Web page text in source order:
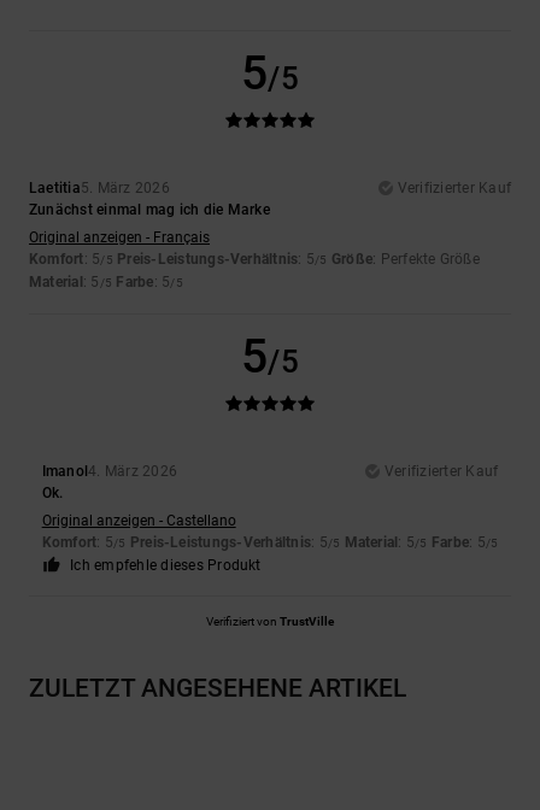
5/5
Laetitia5. März 2026
Verifizierter Kauf
Zunächst einmal mag ich die Marke
Original anzeigen - Français
Komfort: 5/5 Preis-Leistungs-Verhältnis: 5/5 Größe: Perfekte Größe
Material : 5 /5 Farbe: 5/5
5/5
Imanol4. März 2026
Verifizierter Kauf
Ok.
Original anzeigen - Castellano
Komfort: 5/5 Preis-Leistungs-Verhältnis: 5/5 Material : 5/5 Farbe: 5/5
Ich empfehle dieses Produkt
Verifiziert von TrustVille
ZULETZT ANGESEHENE ARTIKEL